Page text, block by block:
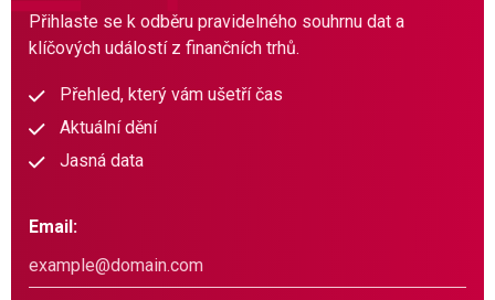
Přihlaste se k odběru pravidelného souhrnu dat a
klíčových událostí z finančních trhů.
Přehled, který vám ušetří čas
Aktuální dění
Jasná data
Email: